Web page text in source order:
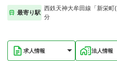
最寄り駅
西鉄天神大牟田線「新栄町
分
求人情報 法人情報